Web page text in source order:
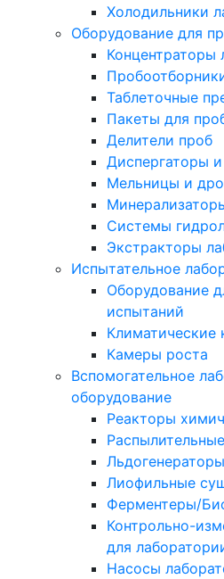
Холодильники
Оборудование для
Концентраторы
Таблеточные
Пакеты для
Делители проб
Диспергаторы
Мельницы и
Системы
Экстракторы
Испытательное
Оборудование
испытаний
Климатические
Камеры роста
Вспомогательное
оборудование
Реакторы
Лиофильные
Ферментеры/
Контрольно-
для
Насосы